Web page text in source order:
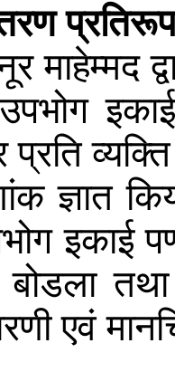
प्रतिरूप
माहेम्मद
इकाई
प्रति व्यक्ति
ज्ञात
इकाई
बोडला तथा
एवं